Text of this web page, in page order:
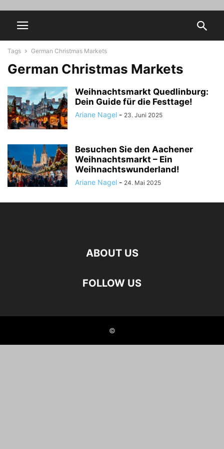
Tags German Christmas Markets
German Christmas Markets
Weihnachtsmarkt Quedlinburg:
Dein Guide für die Festtage!
Ariane Nagel - 23. Juni 2025
Besuchen Sie den Aachener
Weihnachtsmarkt – Ein
Weihnachtswunderland!
Ariane Nagel - 24. Mai 2025
ABOUT US
FOLLOW US
©